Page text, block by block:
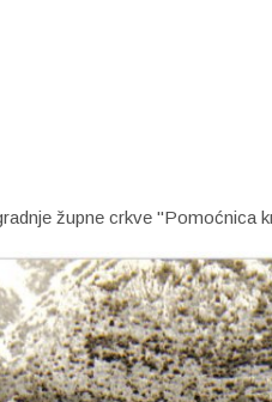
župne crkve "Pomoćnica